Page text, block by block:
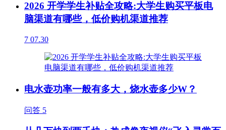
2026 开学学生补贴全攻略:大学生购买平板电
脑渠道有哪些，低价购机渠道推荐
7 07.30
电水壶功率一般有多大，烧水壶多少W？
问答 5